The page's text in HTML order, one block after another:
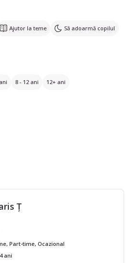
Ajutor la teme Să adoarmă copilul
8 - 12 ani 12+ ani
Ț
Part-time, Ocazional
ani